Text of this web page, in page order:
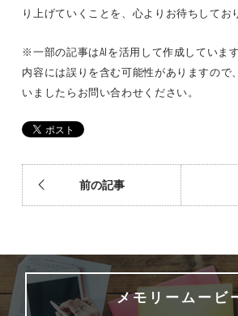
り上げていくことを、心よりお待ちしてお
※一部の記事はAIを活用して作成しています
内容には誤りを含む可能性がありますので
いましたらお問い合わせください。
前の記事
メモリームービ